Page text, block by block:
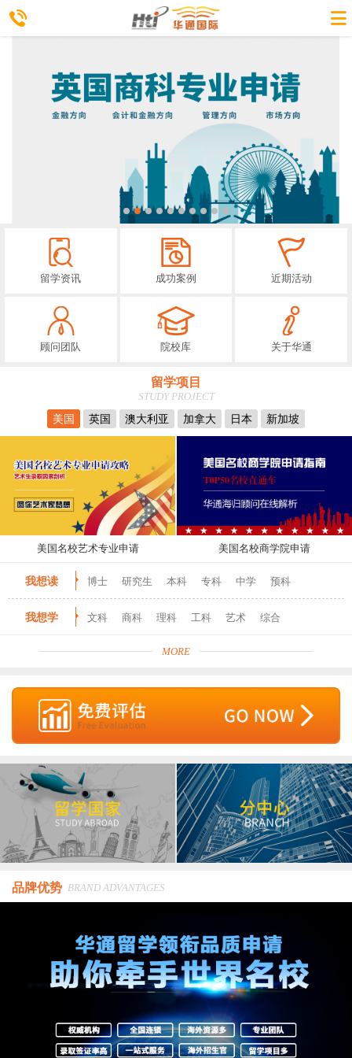
留学资讯 成功案例 近期活动
顾问团队 院校库 关于华通
留学项目
STUDY PROJECT
美国
英国 澳大利亚 加拿大 日本 新加坡
美国名校艺术专业申请 美国名校商学院申请
我想读 博士 研究生 本科 专科 中学 预科
我想学 文科 商科 理科 工科 艺术 综合
MORE
品牌优势 BRAND ADVANTAGES